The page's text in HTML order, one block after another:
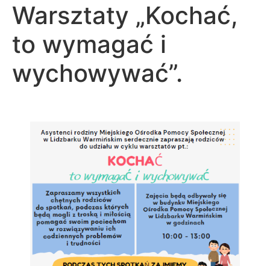
Warsztaty „Kochać,
to wymagać i
wychowywać”.